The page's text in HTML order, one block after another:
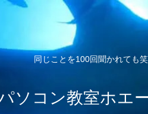
同じことを100回聞かれても
ソコン教室ホエ